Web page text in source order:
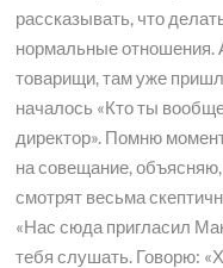
рассказывать, что
нормальные отношения.
товарищи, там уже
началось «Кто ты
директор». Помню
на совещание,
смотрят весьма
«Нас сюда пригласил
тебя слушать. Говорю: